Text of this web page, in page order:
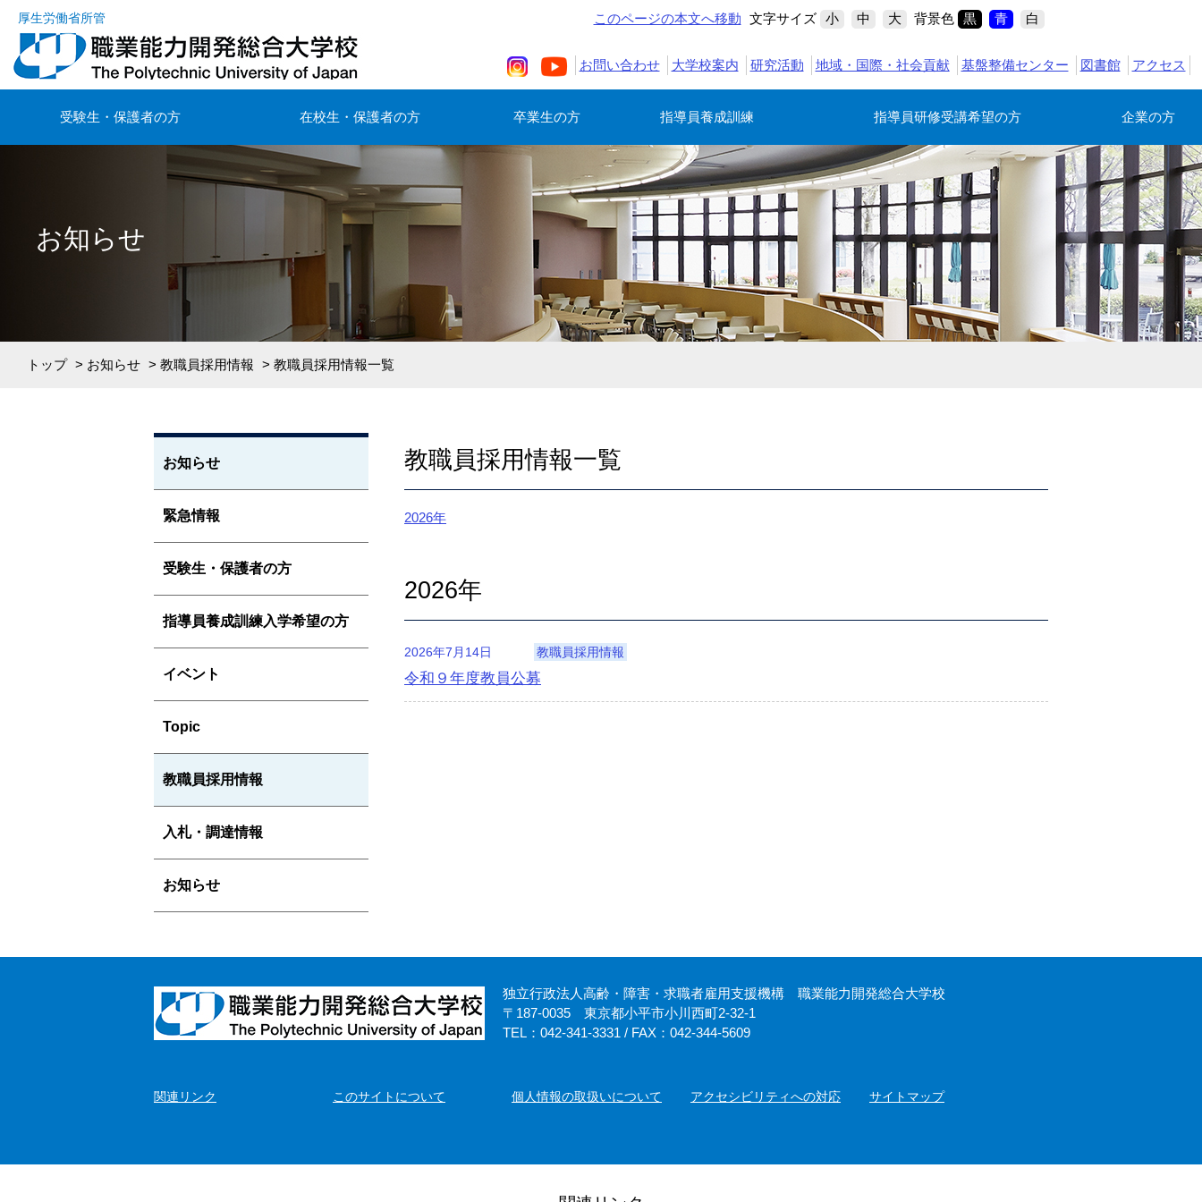
厚生労働省所管 このページの本文へ移動 文字サイズ 小 中 大 背景色 黒 青 白
お問い合わせ 大学校案内 研究活動 地域・国際・社会貢献 基盤整備センター 図書館 アクセス
受験生・保護者の方 在校生・保護者の方 卒業生の方 指導員養成訓練 指導員研修受講希望の方 企業の方
お知らせ
トップ > お知らせ > 教職員採用情報 > 教職員採用情報一覧
教職員採用情報一覧
2026年
2026年
2026年7月14日 教職員採用情報
令和９年度教員公募
お知らせ
緊急情報
受験生・保護者の方
指導員養成訓練入学希望の方
イベント
Topic
教職員採用情報
入札・調達情報
お知らせ
独立行政法人高齢・障害・求職者雇用支援機構 職業能力開発総合大学校
〒187-0035 東京都小平市小川西町2-32-1
TEL：042-341-3331 / FAX：042-344-5609
関連リンク このサイトについて 個人情報の取扱いについて アクセシビリティへの対応 サイトマップ